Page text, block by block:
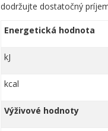
dodržujte dostatočný
Energetická hodnota
kJ
kcal
Výživové hodnoty